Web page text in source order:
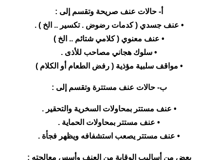
أ‌- حالات عنف صريحة وتقسم إلى :
• عنف جسدي ( كدمات رضوض . تكسير .. الخ ) .
• عنف معنوي ( كلامي شتائم .. الخ )
• سلوك هجاني مصاحب للأذى .
• مواقف سلبية مؤذية ( رفض الطعام أو الكلام )
ب‌- حالات عنف مستترة وتقسم إلى :
• عنف مستتر بمحاولات السخرية والتحقير .
• عنف مستتر بمحاولات الحماية .
• عنف مستتر يصعب استشفافه ويظهر فجأة .
بعض من أساليب الوقاية من العنف وأسس معالجته :